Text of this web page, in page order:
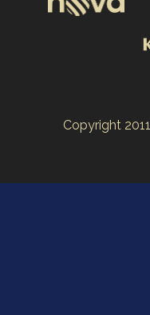
Copyright